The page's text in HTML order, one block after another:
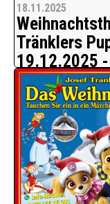
18.11.2025
Tränklers
19.12.2025
Hamm
Das
Kinderaugen
Josef Tränklers
mit zwei Bühnen
unterwegs,
Generation der
Fußstapfen der